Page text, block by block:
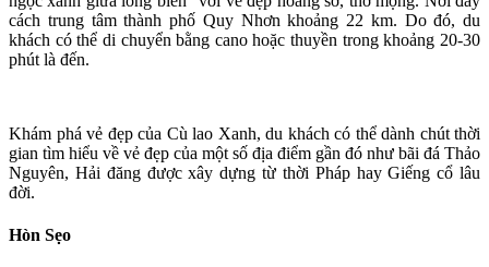
cách trung tâm thành phố Quy Nhơn khoảng 22 km. Do đó, du
khách có thể di chuyển bằng cano hoặc thuyền trong khoảng 20-30
phút là đến.
Khám phá vẻ đẹp của Cù lao Xanh, du khách có thể dành chút thời
gian tìm hiểu về vẻ đẹp của một số địa điểm gần đó như bãi đá Thảo
Nguyên, Hải đăng được xây dựng từ thời Pháp hay Giếng cổ lâu
đời.
Hòn Sẹo